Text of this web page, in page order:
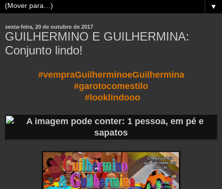
▼
sexta-feira, 20 de outubro de 2017
GUILHERMINO E GUILHERMINA:
Conjunto lindo!
#vempraGuilherminoeGuilhermina
#garotocomestilo
#looklindooo